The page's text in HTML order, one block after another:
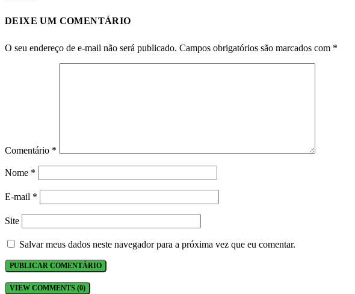
DEIXE UM COMENTÁRIO
O seu endereço de e-mail não será publicado. Campos obrigatórios são marcados com *
Comentário *
Nome *
E-mail *
Site
Salvar meus dados neste navegador para a próxima vez que eu comentar.
VIEW COMMENTS (0)